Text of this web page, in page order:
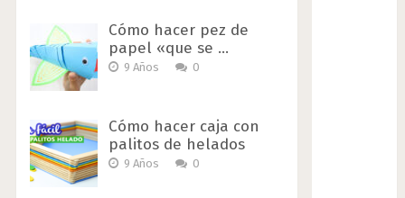
Cómo hacer pez de
papel «que se …
9 Años 0
Cómo hacer caja con
palitos de helados
9 Años 0